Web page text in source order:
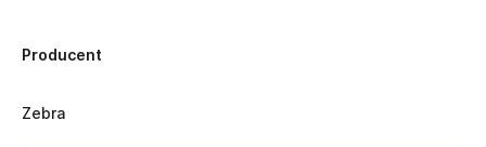
Producent
Zebra